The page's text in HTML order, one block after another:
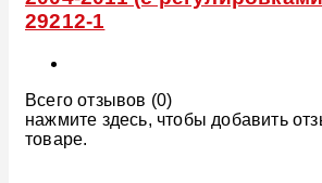
29212-1
Всего отзывов (0)
нажмите здесь, чтобы добавить
товаре.